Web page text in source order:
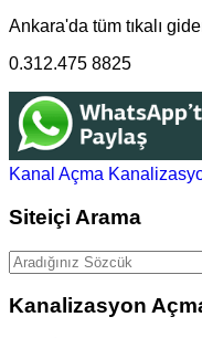
Ankara'da tüm tıkalı
0.312.475 8825
Kanal Açma
Siteiçi Arama
Kanalizasyon